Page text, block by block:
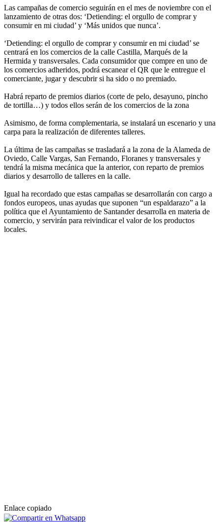
Las campañas de comercio seguirán en el mes de noviembre con el
lanzamiento de otras dos: ‘Detiending: el orgullo de comprar y
consumir en mi ciudad’ y ‘Más unidos que nunca’.
‘Detiending: el orgullo de comprar y consumir en mi ciudad’ se
centrará en los comercios de la calle Castilla, Marqués de la
Hermida y transversales. Cada consumidor que compre en uno de
los comercios adheridos, podrá escanear el QR que le entregue el
comerciante, jugar y descubrir si ha sido o no premiado.
Habrá reparto de premios diarios (corte de pelo, desayuno, pincho
de tortilla…) y todos ellos serán de los comercios de la zona
Asimismo, de forma complementaria, se instalará un escenario y una
carpa para la realización de diferentes talleres.
La última de las campañas se trasladará a la zona de la Alameda de
Oviedo, Calle Vargas, San Fernando, Floranes y transversales y
tendrá la misma mecánica que la anterior, con reparto de premios
diarios y desarrollo de talleres en la calle.
Igual ha recordado que estas campañas se desarrollarán con cargo a
fondos europeos, unas ayudas que suponen “un espaldarazo” a la
política que el Ayuntamiento de Santander desarrolla en materia de
comercio, y servirán para reivindicar el valor de los productos
locales.
Enlace copiado